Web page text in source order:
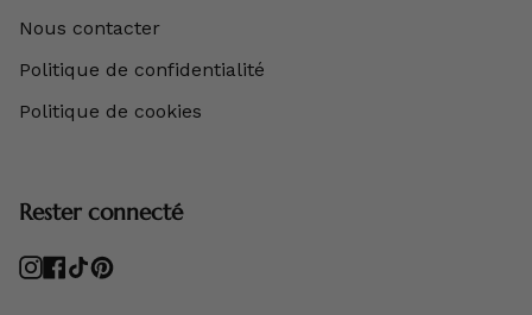
Nous contacter
Politique de confidentialité
Politique de cookies
Rester connecté
Instagram
Facebook
TikTokPinterest